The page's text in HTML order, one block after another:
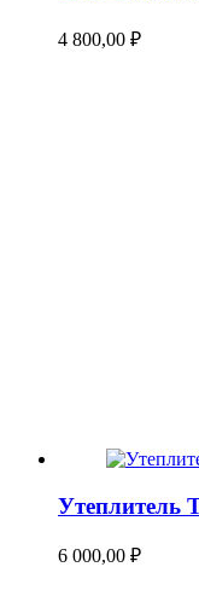
4 800,00 ₽
Утеплитель
6 000,00 ₽